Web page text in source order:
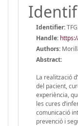
Identifier:
Handle:
Authors:
Abstract:
La realització
del pacient,
experiència,
les cures
comunicació
prevenció i